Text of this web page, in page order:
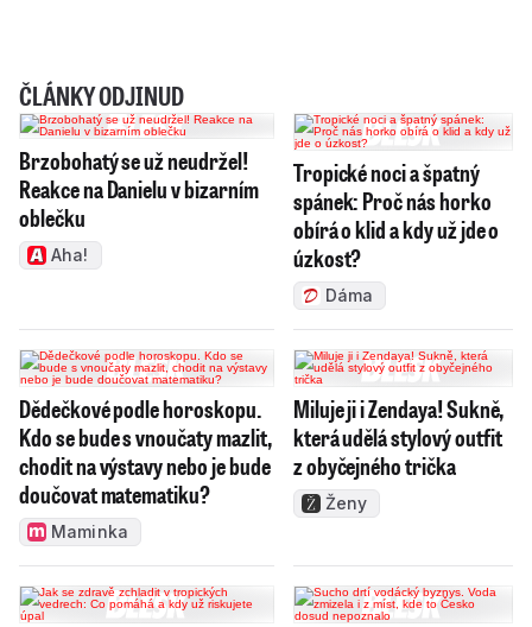
ČLÁNKY ODJINUD
Brzobohatý se už neudržel!
Reakce na Danielu v bizarním
oblečku
Aha!
Tropické noci a špatný
spánek: Proč nás horko
obírá o klid a kdy už jde o
úzkost?
Dáma
Dědečkové podle horoskopu.
Kdo se bude s vnoučaty mazlit,
chodit na výstavy nebo je bude
doučovat matematiku?
Maminka
Miluje ji i Zendaya! Sukně,
která udělá stylový outfit
z obyčejného trička
Ženy